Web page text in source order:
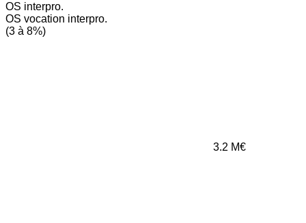
OS interpro.
OS vocation interpro.
(3 à 8%)
3.2 M€